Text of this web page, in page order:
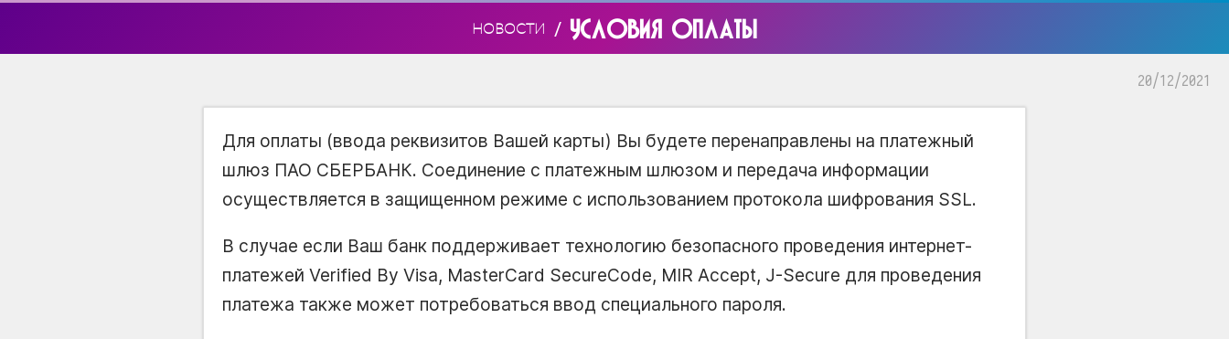
НОВОСТИ / УСЛОВИЯ ОПЛАТЫ
20/12/2021
Для оплаты (ввода реквизитов Вашей карты) Вы будете перенаправлены на платежный
шлюз ПАО СБЕРБАНК. Соединение с платежным шлюзом и передача информации
осуществляется в защищенном режиме с использованием протокола шифрования SSL.
В случае если Ваш банк поддерживает технологию безопасного проведения интернет-
платежей Verified By Visa, MasterCard SecureCode, MIR Accept, J-Secure для проведения
платежа также может потребоваться ввод специального пароля.